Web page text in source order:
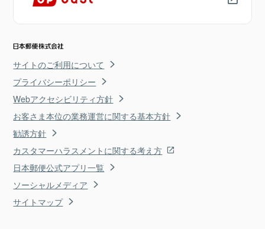
サイトのご利用について
プライバシーポリシー
Webアクセシビリティ方針
お客さま本位の業務運営に関する基本方針
勧誘方針
カスタマーハラスメントに関する考え方
日本郵便公式アプリ一覧
ソーシャルメディア
サイトマップ